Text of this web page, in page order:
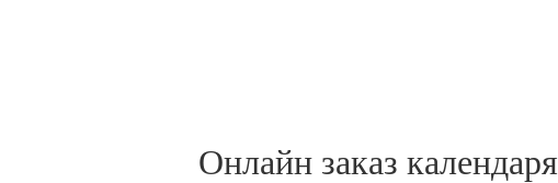
Онлайн заказ календаря